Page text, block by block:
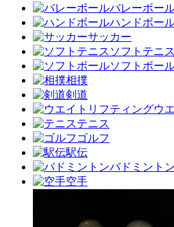
バレーボー
ハンドボー
サッカー
ソフトテニス
ソフトボー
相撲
剣道
ウ
テニス
ゴルフ
駅伝
バドミントン
空手